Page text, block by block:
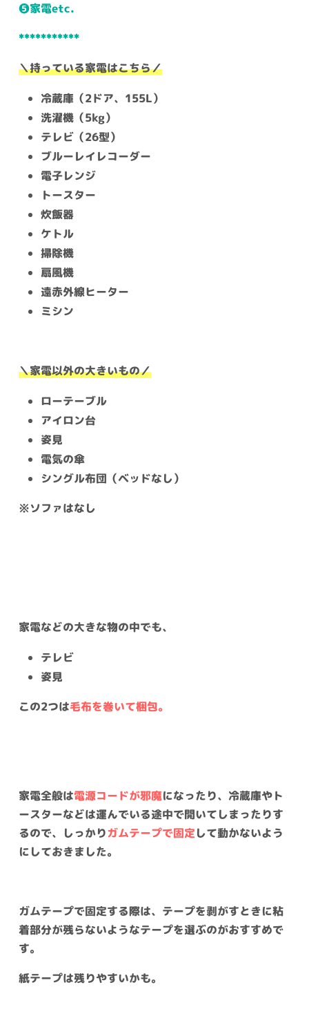
❺家電etc.
***********
＼持っている家電はこちら／
冷蔵庫（2ドア、155L）
洗濯機（5kg）
テレビ（26型）
ブルーレイレコーダー
電子レンジ
トースター
炊飯器
ケトル
掃除機
扇風機
遠赤外線ヒーター
ミシン
＼家電以外の大きいもの／
ローテーブル
アイロン台
姿見
電気の傘
シングル布団（ベッドなし）
※ソファはなし
家電などの大きな物の中でも、
テレビ
姿見
この2つは毛布を巻いて梱包。
家電全般は電源コードが邪魔になったり、冷蔵庫やト
ースターなどは運んでいる途中で開いてしまったりす
るので、しっかりガムテープで固定して動かないよう
にしておきました。
ガムテープで固定する際は、テープを剥がすときに粘
着部分が残らないようなテープを選ぶのがおすすめで
す。
紙テープは残りやすいかも。